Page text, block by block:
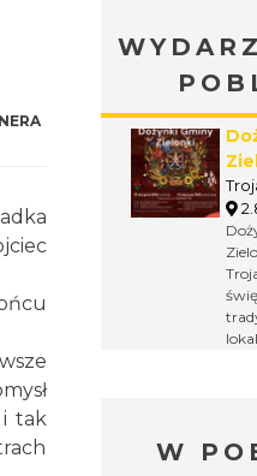
i tak
W